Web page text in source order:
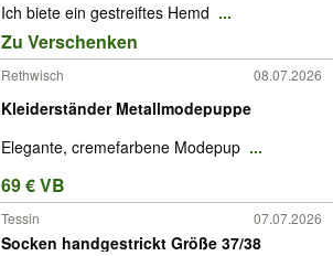
Ich biete ein gestreiftes Hemd ...
Zu Verschenken
Rethwisch 08.07.2026
Kleiderständer Metallmodepuppe
Elegante, cremefarbene Modepup ...
69 € VB
Tessin 07.07.2026
Socken handgestrickt Größe 37/38